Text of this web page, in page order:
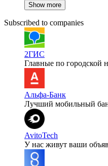
Show more
Subscribed to companies
2ГИС
Главные по городской
Альфа-Банк
Лучший мобильный
AvitoTech
У нас живут ваши